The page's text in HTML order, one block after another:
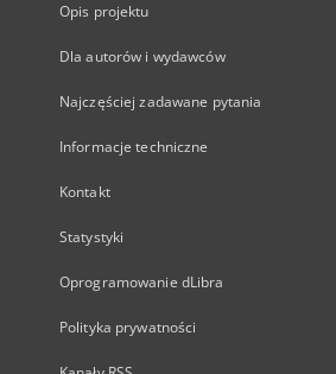
Opis projektu
Dla autorów i wydawców
Najczęściej zadawane pytania
Informacje techniczne
Kontakt
Statystyki
Oprogramowanie dLibra
Polityka prywatności